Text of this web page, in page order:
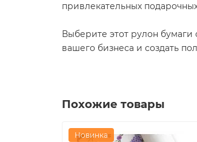
привлекательных
Выберите этот рулон бумаги
вашего бизнеса и создать
Похожие товары
Новинка